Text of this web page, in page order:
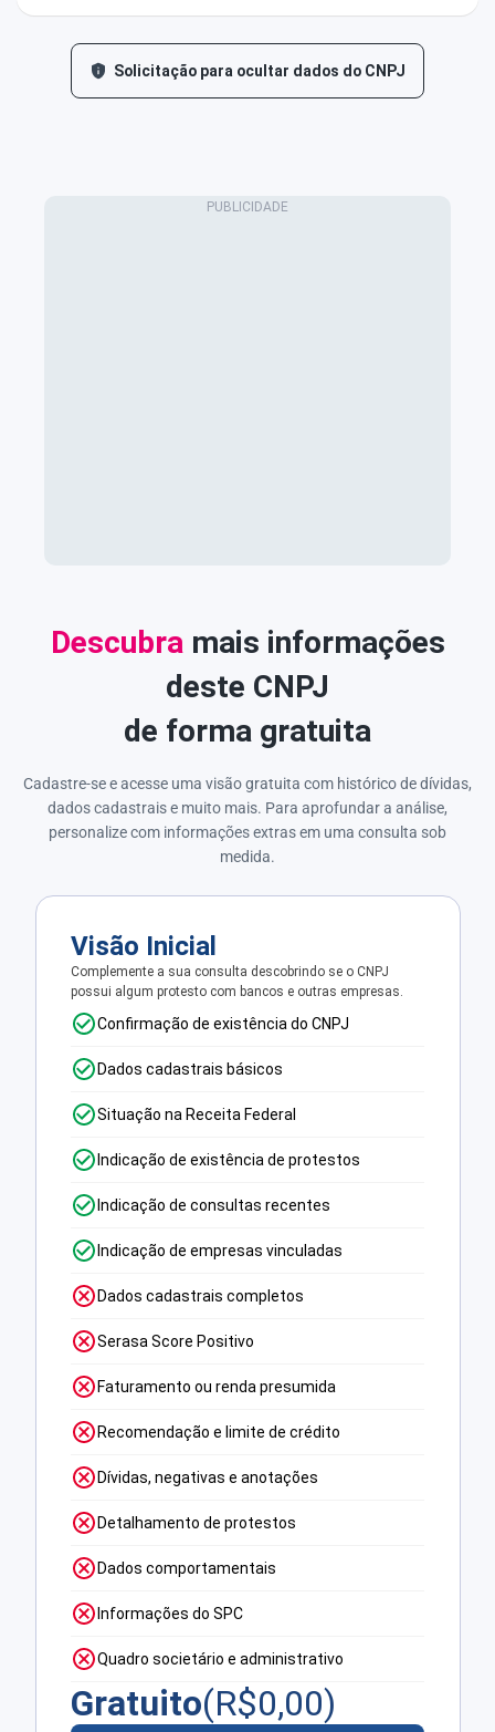
Solicitação para ocultar dados do CNPJ
Descubra mais informações
deste CNPJ
de forma gratuita
Cadastre-se e acesse uma visão gratuita com histórico de dívidas,
dados cadastrais e muito mais. Para aprofundar a análise,
personalize com informações extras em uma consulta sob
medida.
Visão Inicial
Complemente a sua consulta descobrindo se o CNPJ
possui algum protesto com bancos e outras empresas.
Confirmação de existência do CNPJ
Dados cadastrais básicos
Situação na Receita Federal
Indicação de existência de protestos
Indicação de consultas recentes
Indicação de empresas vinculadas
Dados cadastrais completos
Serasa Score Positivo
Faturamento ou renda presumida
Recomendação e limite de crédito
Dívidas, negativas e anotações
Detalhamento de protestos
Dados comportamentais
Informações do SPC
Quadro societário e administrativo
Gratuito(R$0,00)